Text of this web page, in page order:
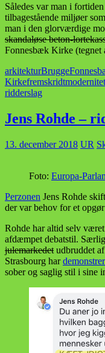
Således var man i
tilbagestående miljøer
man i den glorværdige
skandaløse beton-
Fonnesbæk Kirke (tegnet
arkitekturBrugge
Kirkefremskridtmodernitet
ridderslag
Jens Rohde –
13. december 2018 UR
Foto: Europa-
Perzonen Jens Rohde
der var behov for et
Rohde har altid selv
afdæmpet debatstil.
julemarkedet udbruddet
Strasbourg har
sober og saglig stil i sine